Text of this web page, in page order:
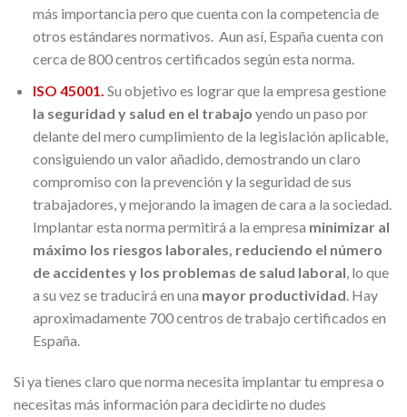
más importancia pero que cuenta con la competencia de
otros estándares normativos. Aun así, España cuenta con
cerca de 800 centros certificados según esta norma.
ISO 45001. Su objetivo es lograr que la empresa gestione
la seguridad y salud en el trabajo yendo un paso por
delante del mero cumplimiento de la legislación aplicable,
consiguiendo un valor añadido, demostrando un claro
compromiso con la prevención y la seguridad de sus
trabajadores, y mejorando la imagen de cara a la sociedad.
Implantar esta norma permitirá a la empresa minimizar al
máximo los riesgos laborales, reduciendo el número
de accidentes y los problemas de salud laboral , lo que
a su vez se traducirá en una mayor productividad . Hay
aproximadamente 700 centros de trabajo certificados en
España.
Si ya tienes claro que norma necesita implantar tu empresa o
necesitas más información para decidirte no dudes